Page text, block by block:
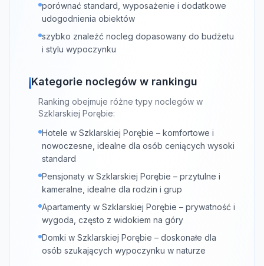
porównać standard, wyposażenie i dodatkowe
udogodnienia obiektów
szybko znaleźć nocleg dopasowany do budżetu
i stylu wypoczynku
Kategorie noclegów w rankingu
Ranking obejmuje różne typy noclegów w
Szklarskiej Porębie:
Hotele w Szklarskiej Porębie – komfortowe i
nowoczesne, idealne dla osób ceniących wysoki
standard
Pensjonaty w Szklarskiej Porębie – przytulne i
kameralne, idealne dla rodzin i grup
Apartamenty w Szklarskiej Porębie – prywatność i
wygoda, często z widokiem na góry
Domki w Szklarskiej Porębie – doskonałe dla
osób szukających wypoczynku w naturze